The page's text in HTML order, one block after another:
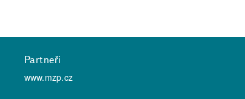
Partneři
www.mzp.cz